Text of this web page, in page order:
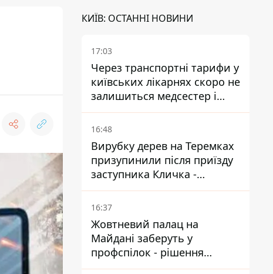
КИЇВ: ОСТАННІ НОВИНИ
17:03
Через транспортні тарифи у
київських лікарнях скоро не
залишиться медсестер і
санітарок - професор
Голубовська
16:48
Вирубку дерев на Теремках
призупинили після приїзду
заступника Кличка -
почався діалог
16:37
Жовтневий палац на
Майдані заберуть у
профспілок - рішення
Господарського суду